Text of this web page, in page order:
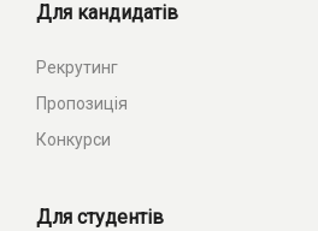
Для кандидатів
Рекрутинг
Пропозиція
Конкурси
Для студентів